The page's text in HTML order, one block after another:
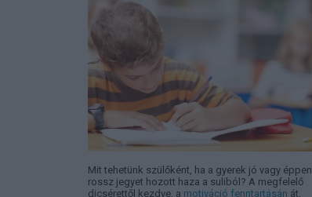
Mit tehetünk szülőként, ha a gyerek jó vagy éppen
rossz jegyet hozott haza a suliból? A megfelelő
dicsérettől kezdve, a motiváció fenntartásán át,